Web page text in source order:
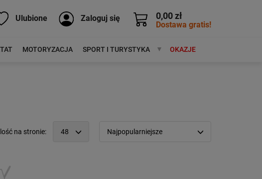
0,00 zł
Dostawa gratis!
Ulubione Zaloguj się
MOTORYZACJA SPORT I TURYSTYKA MARKIOKAZJE
na stronie: 48 Najpopularniejsze